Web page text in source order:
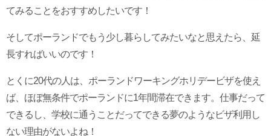
てみることをおすすめしたいです！
そしてポーランドでもう少し暮らしてみたいなと思えたら、延
長すればいいのです！
とくに20代の人は、ポーランドワーキングホリデービザを使え
ば、ほぼ無条件でポーランドに1年間滞在できます。仕事だって
できるし、学校に通うことだってできる夢のようなビザ利用し
ない理由がないよね！